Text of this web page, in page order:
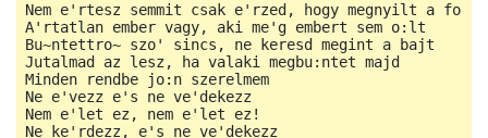
Nem e'rtesz semmit csak e'rzed, hogy megnyilt a fo:ld
A'rtatlan ember vagy, aki me'g embert sem o:lt
Bu~ntettro~ szo' sincs, ne keresd megint a bajt
Jutalmad az lesz, ha valaki megbu:ntet majd
Minden rendbe jo:n szerelmem
Ne e'vezz e's ne ve'dekezz
Nem e'let ez, nem e'let ez!
Ne ke'rdezz, e's ne ve'dekezz